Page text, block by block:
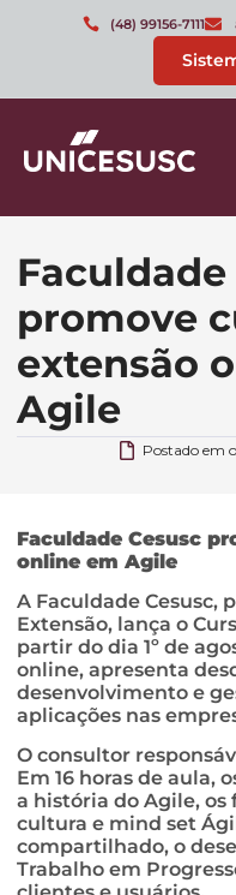
(48) 99156-7111
Faculdade
promove
extensão
Agile
Postado em
Faculdade Cesusc
online em Agile
A Faculdade Cesusc,
Extensão, lança o
partir do dia 1º de
online, apresenta
desenvolvimento e
aplicações nas
O consultor
Em 16 horas de aula,
a história do Agile,
cultura e mind set
compartilhado, o
Trabalho em